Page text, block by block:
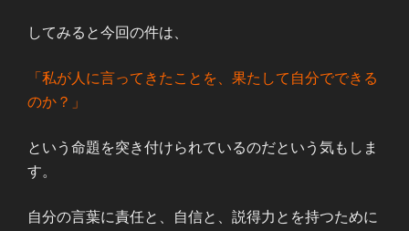
してみると今回の件は、
「私が人に言ってきたことを、果たして自分でできる
のか？」
という命題を突き付けられているのだという気もしま
す。
自分の言葉に責任と、自信と、説得力とを持つために